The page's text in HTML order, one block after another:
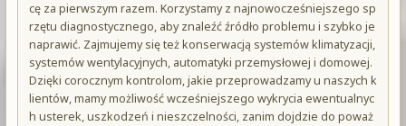
cę za pierwszym razem. Korzystamy z najnowocześniejszego sp
rzętu diagnostycznego, aby znaleźć źródło problemu i szybko je
naprawić. Zajmujemy się też konserwacją systemów klimatyzacji,
systemów wentylacyjnych, automatyki przemysłowej i domowej.
Dzięki corocznym kontrolom, jakie przeprowadzamy u naszych k
lientów, mamy możliwość wcześniejszego wykrycia ewentualnyc
h usterek, uszkodzeń i nieszczelności, zanim dojdzie do poważ